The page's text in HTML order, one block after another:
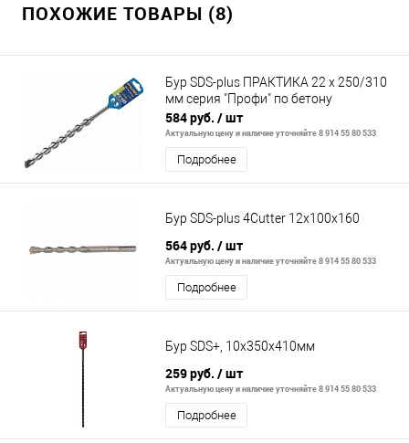
ПОХОЖИЕ ТОВАРЫ (8)
Бур SDS-plus ПРАКТИКА 22 х 250/310
мм серия "Профи" по бетону
584 руб. / шт
Актуальную цену и наличие уточняйте 8 914 55 80 533
Подробнее
Бур SDS-plus 4Cutter 12x100x160
564 руб. / шт
Актуальную цену и наличие уточняйте 8 914 55 80 533
Подробнее
Бур SDS+, 10x350х410мм
259 руб. / шт
Актуальную цену и наличие уточняйте 8 914 55 80 533
Подробнее